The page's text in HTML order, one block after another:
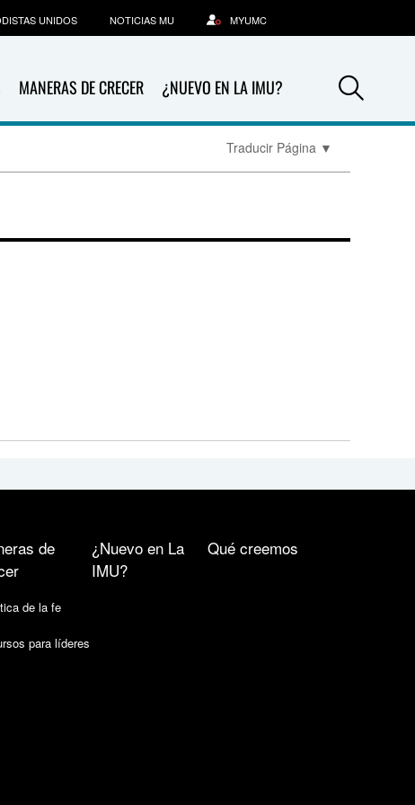
MANERAS DE CRECER ¿NUEVO EN LA IMU?
UNIDOS NOTICIAS MU MYUMC
Traducir Página ▼
de
de la fe
para líderes
¿Nuevo en La
IMU?
Qué creemos